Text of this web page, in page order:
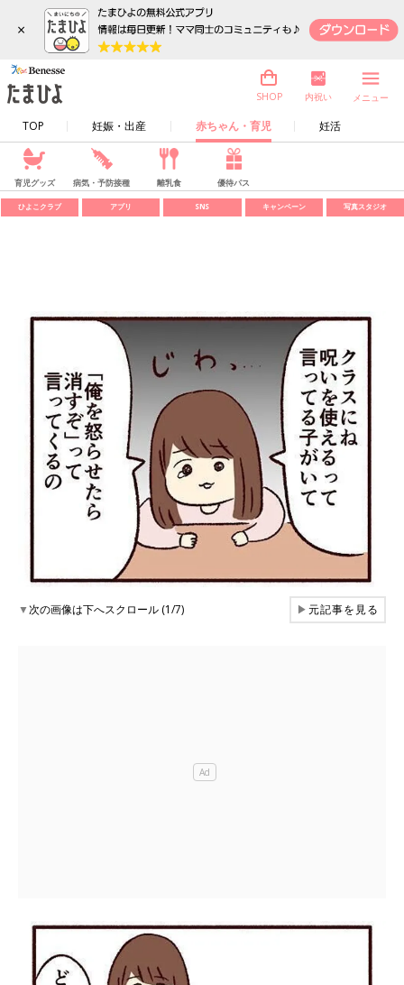
×
TOP 妊娠・出産 赤ちゃん・育児 妊活
SHOP 内祝い メニュー
育児グッズ 病気・予防接種 離乳食 優待パス
ひよこクラブ アプリ SNS キャンペーン 写真スタジオ
▼次の画像は下へスクロール (1/7) ▶元記事を見る